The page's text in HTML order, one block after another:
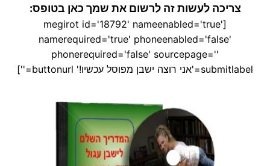
צריכה לעשות זה לרשום את שמך כאן בטופס:
[megirot id='18792' nameenabled='true'
namerequired='true' phoneenabled='false'
phonerequired='false' sourcepage=''
submitlabel='אני רוצה ישבן מפוסל עכשיו!' buttonurl='']